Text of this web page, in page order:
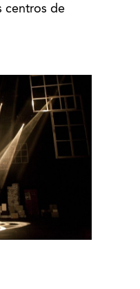
centros de